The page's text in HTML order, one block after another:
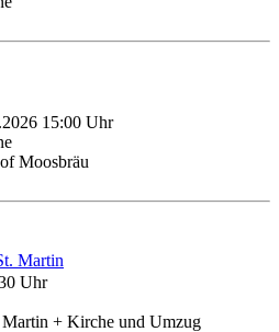
15:00 Uhr
Moosbräu
Martin
Uhr
+ Kirche und Umzug